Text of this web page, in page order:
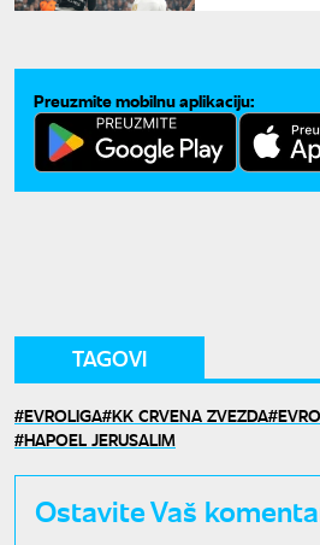
Preuzmite mobilnu aplikaciju:
TAGOVI
EVROLIGA KK CRVENA ZVEZDA
HAPOEL JERUSALIM
Ostavite Vaš